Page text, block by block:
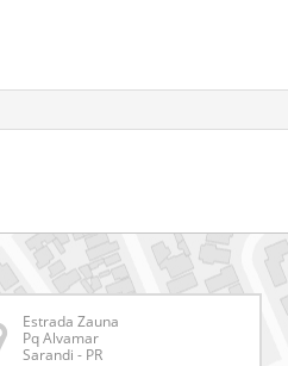
Estrada Zauna
Pq Alvamar
Sarandi - PR